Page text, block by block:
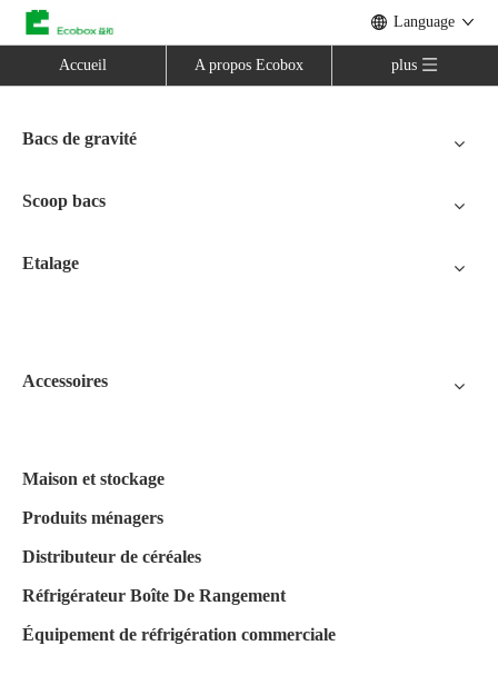
Language
Accueil A propos Ecobox plus
Bacs de gravité
Scoop bacs
Etalage
Accessoires
Maison et stockage
Produits ménagers
Distributeur de céréales
Réfrigérateur Boîte De Rangement
Équipement de réfrigération commerciale